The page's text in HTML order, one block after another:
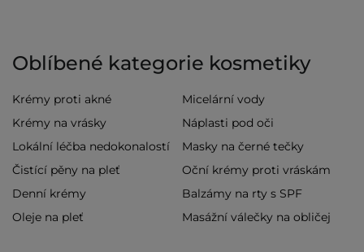
Oblíbené kategorie kosmetiky
Krémy proti akné
Micelární vody
Krémy na vrásky
Náplasti pod oči
Lokální léčba nedokonalostí
Masky na černé tečky
Čistící pěny na pleť
Oční krémy proti vráskám
Denní krémy
Balzámy na rty s SPF
Oleje na pleť
Masážní válečky na obličej